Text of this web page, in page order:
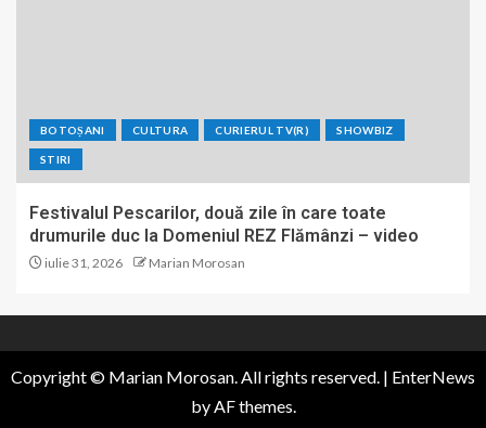
BOTOȘANI CULTURA CURIERUL TV(R) SHOWBIZ
STIRI
Festivalul Pescarilor, două zile în care toate
drumurile duc la Domeniul REZ Flămânzi – video
iulie 31, 2026 Marian Morosan
Copyright © Marian Morosan. All rights reserved. | EnterNews
by AF themes.